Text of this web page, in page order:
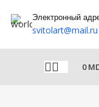
Электронный
svitolart@mail.ru
0